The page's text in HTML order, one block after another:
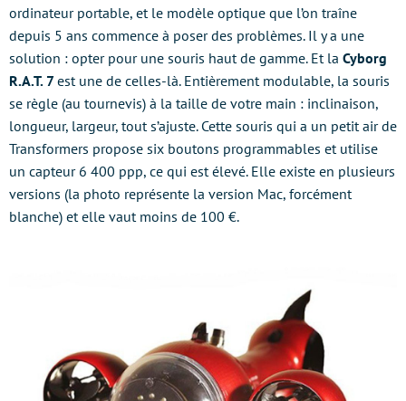
ordinateur portable, et le modèle optique que l’on traîne
depuis 5 ans commence à poser des problèmes. Il y a une
solution : opter pour une souris haut de gamme. Et la Cyborg
R.A.T. 7est une de celles-là. Entièrement modulable, la souris
se règle (au tournevis) à la taille de votre main : inclinaison,
longueur, largeur, tout s’ajuste. Cette souris qui a un petit air de
Transformers propose six boutons programmables et utilise
un capteur 6 400 ppp, ce qui est élevé. Elle existe en plusieurs
versions (la photo représente la version Mac, forcément
blanche) et elle vaut moins de 100 €.